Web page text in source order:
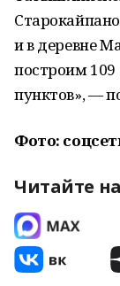
и в деревне
построим
пунктов», —
Фото:
Читайте